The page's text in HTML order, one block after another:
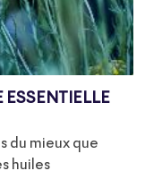
du mieux que
huiles